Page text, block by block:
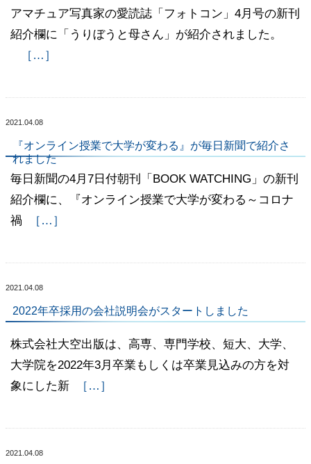
アマチュア写真家の愛読誌「フォトコン」4月号の新刊
紹介欄に「うりぼうと母さん」が紹介されました。
［…］
2021.04.08
『オンライン授業で大学が変わる』が毎日新聞で紹介さ
れました
毎日新聞の4月7日付朝刊「BOOK WATCHING」の新刊
紹介欄に、『オンライン授業で大学が変わる～コロナ
禍
［…］
2021.04.08
2022年卒採用の会社説明会がスタートしました
株式会社大空出版は、高専、専門学校、短大、大学、
大学院を2022年3月卒業もしくは卒業見込みの方を対
象にした新
［…］
2021.04.08